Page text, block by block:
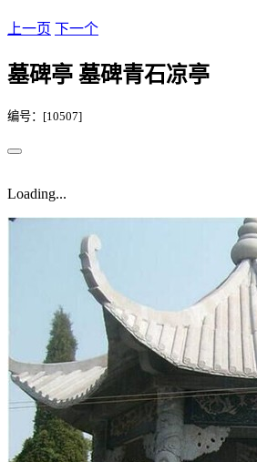
上一页 下一个
墓碑亭 墓碑青石凉亭
编号：[10507]
Loading...